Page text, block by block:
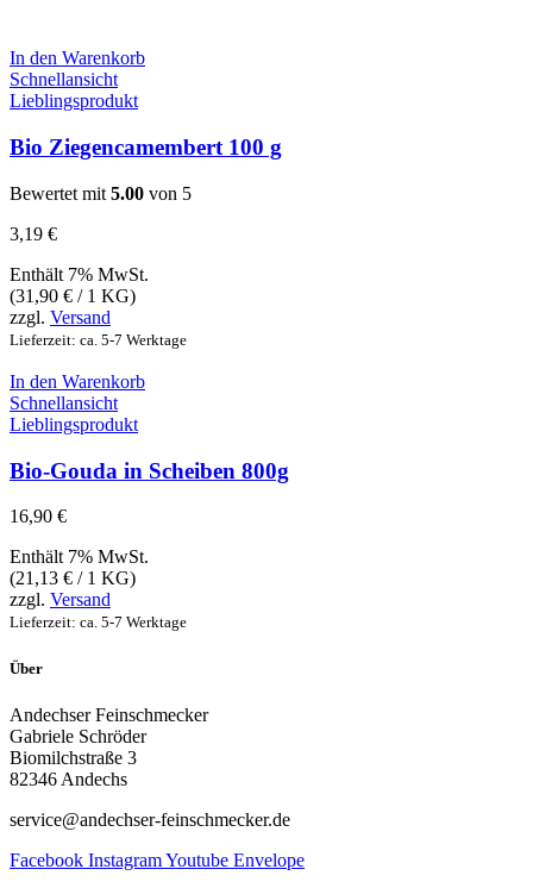
In den Warenkorb
Schnellansicht
Lieblingsprodukt
Bio Ziegencamembert 100 g
Bewertet mit 5.00 von 5
3,19 €
Enthält 7% MwSt.
(31,90 € / 1 KG)
zzgl. Versand
Lieferzeit: ca. 5-7 Werktage
In den Warenkorb
Schnellansicht
Lieblingsprodukt
Bio-Gouda in Scheiben 800g
16,90 €
Enthält 7% MwSt.
(21,13 € / 1 KG)
zzgl. Versand
Lieferzeit: ca. 5-7 Werktage
Über
Andechser Feinschmecker
Gabriele Schröder
Biomilchstraße 3
82346 Andechs
service@andechser-feinschmecker.de
Facebook InstagramYoutube Envelope